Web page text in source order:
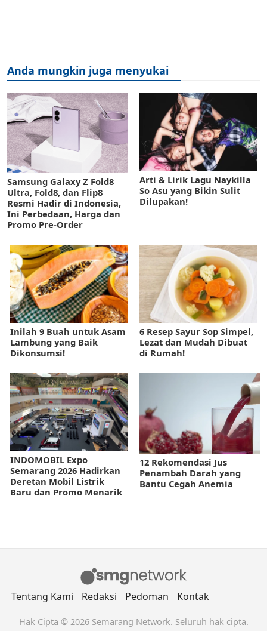
Anda mungkin juga menyukai
Samsung Galaxy Z Fold8
Ultra, Fold8, dan Flip8
Resmi Hadir di Indonesia,
Ini Perbedaan, Harga dan
Promo Pre-Order
Arti & Lirik Lagu Naykilla
So Asu yang Bikin Sulit
Dilupakan!
Inilah 9 Buah untuk Asam
Lambung yang Baik
Dikonsumsi!
6 Resep Sayur Sop Simpel,
Lezat dan Mudah Dibuat
di Rumah!
INDOMOBIL Expo
Semarang 2026 Hadirkan
Deretan Mobil Listrik
Baru dan Promo Menarik
12 Rekomendasi Jus
Penambah Darah yang
Bantu Cegah Anemia
Tentang Kami Redaksi Pedoman Kontak
Hak Cipta © 2026 Semarang Network. Seluruh hak cipta.